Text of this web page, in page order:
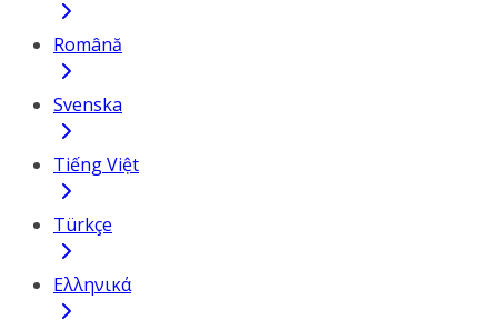
Română
Svenska
Tiếng Việt
Türkçe
Ελληνικά